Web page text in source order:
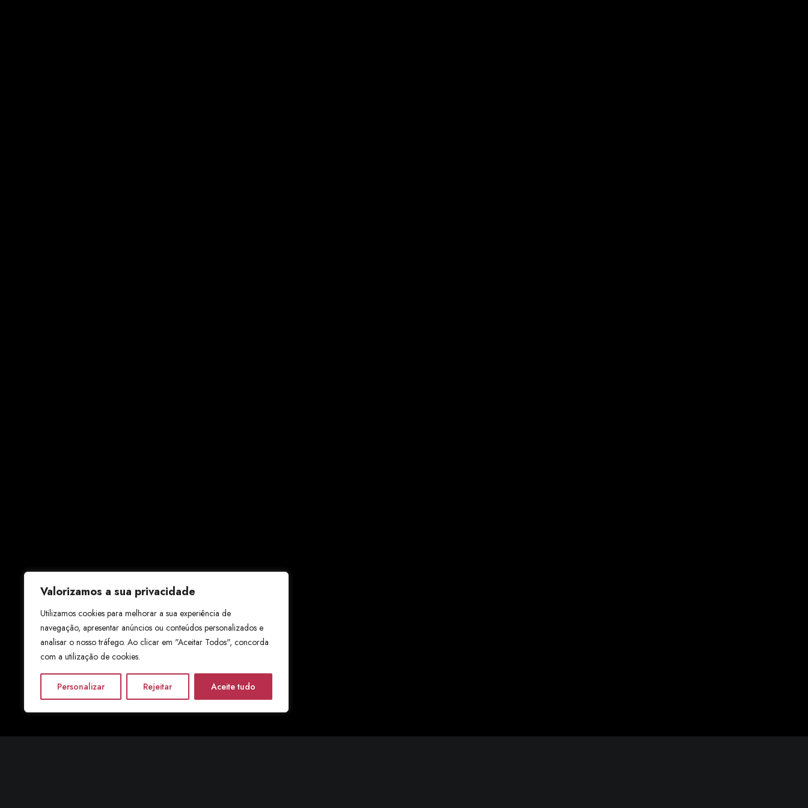
Valorizamos a sua privacidade
Utilizamos cookies para melhorar a sua experiência de
navegação, apresentar anúncios ou conteúdos personalizados e
analisar o nosso tráfego. Ao clicar em "Aceitar Todos", concorda
com a utilização de cookies.
Personalizar Rejeitar Aceite tudo